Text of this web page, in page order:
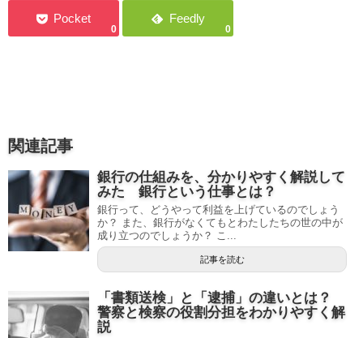
0 0
関連記事
銀行の仕組みを、分かりやすく解説して
みた 銀行という仕事とは？
銀行って、どうやって利益を上げているのでしょう
か？ また、銀行がなくてもとわたしたちの世の中が
成り立つのでしょうか？ こ...
記事を読む
「書類送検」と「逮捕」の違いとは？
警察と検察の役割分担をわかりやすく解
説